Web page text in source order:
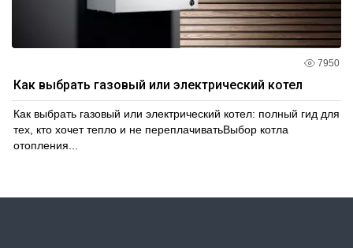
7950
Как выбрать газовый или электрический котел
Как выбрать газовый или электрический котел: полный гид для
тех, кто хочет тепло и не переплачиватьВыбор котла
отопления...